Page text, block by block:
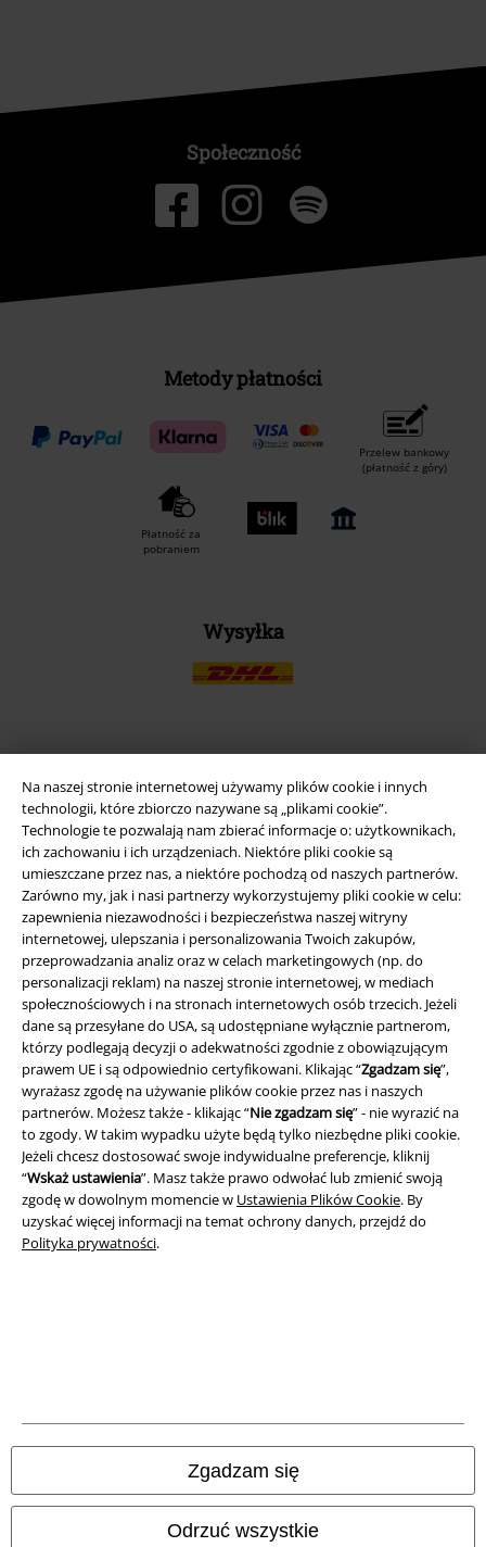
Na naszej stronie internetowej używamy plików cookie i innych
technologii, które zbiorczo nazywane są „plikami cookie”.
Technologie te pozwalają nam zbierać informacje o: użytkownikach,
ich zachowaniu i ich urządzeniach. Niektóre pliki cookie są
umieszczane przez nas, a niektóre pochodzą od naszych partnerów.
Zarówno my, jak i nasi partnerzy wykorzystujemy pliki cookie w celu:
zapewnienia niezawodności i bezpieczeństwa naszej witryny
internetowej, ulepszania i personalizowania Twoich zakupów,
przeprowadzania analiz oraz w celach marketingowych (np. do
personalizacji reklam) na naszej stronie internetowej, w mediach
społecznościowych i na stronach internetowych osób trzecich. Jeżeli
dane są przesyłane do USA, są udostępniane wyłącznie partnerom,
którzy podlegają decyzji o adekwatności zgodnie z obowiązującym
prawem UE i są odpowiednio certyfikowani. Klikając “Zgadzam się”,
wyrażasz zgodę na używanie plików cookie przez nas i naszych
partnerów. Możesz także - klikając “Nie zgadzam się” - nie wyrazić na
to zgody. W takim wypadku użyte będą tylko niezbędne pliki cookie.
Jeżeli chcesz dostosować swoje indywidualne preferencje, kliknij
“Wskaż ustawienia”. Masz także prawo odwołać lub zmienić swoją
zgodę w dowolnym momencie w Ustawienia Plików Cookie. By
uzyskać więcej informacji na temat ochrony danych, przejdź do
Polityka prywatności.
Zgadzam się
Odrzuć wszystkie
Społeczność
Metody płatności
Przelew bankowy
(płatność z góry)
Płatność za
pobraniem
Wysyłka
Ściągnij nową aplikację EMP - ZA DARMO - i korzystaj z nowych
funkcji!
A Warner Music Group Company
Unieszkodliwianie odpadów i ochrona środowiska
Deklaracja Zgodności